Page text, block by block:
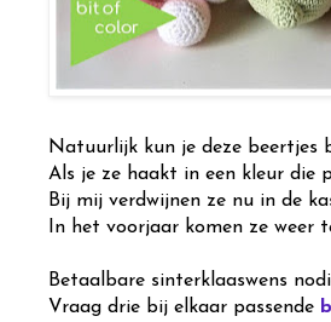
Natuurlijk kun je deze beertjes
Als je ze haakt in een kleur die
Bij mij verdwijnen ze nu in de
In het voorjaar komen ze weer
Betaalbare sinterklaaswens
Vraag drie bij elkaar passende